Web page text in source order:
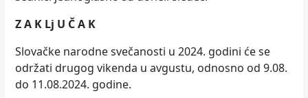
Z A K Lj U Č A K
Slovačke narodne svečanosti u 2024. godini će se
održati drugog vikenda u avgustu, odnosno od 9.08.
do 11.08.2024. godine.